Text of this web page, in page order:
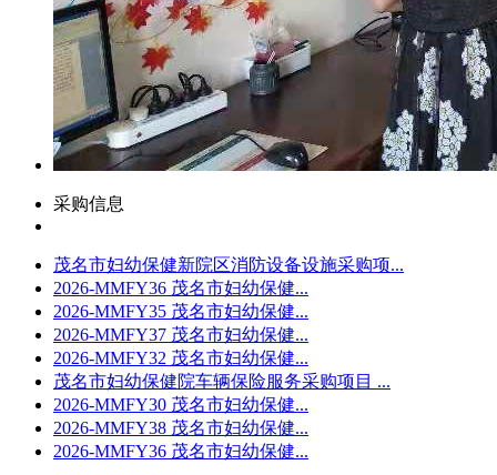
采购信息
茂名市妇幼保健新院区消防设备设施采购项...
2026-MMFY36 茂名市妇幼保健...
2026-MMFY35 茂名市妇幼保健...
2026-MMFY37 茂名市妇幼保健...
2026-MMFY32 茂名市妇幼保健...
茂名市妇幼保健院车辆保险服务采购项目 ...
2026-MMFY30 茂名市妇幼保健...
2026-MMFY38 茂名市妇幼保健...
2026-MMFY36 茂名市妇幼保健...